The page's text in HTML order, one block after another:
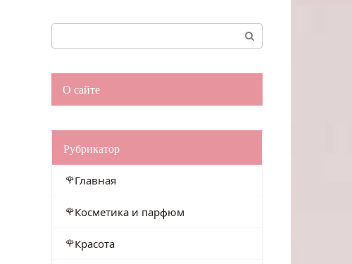
О сайте
Рубрикатор
Главная
Косметика и парфюм
Красота